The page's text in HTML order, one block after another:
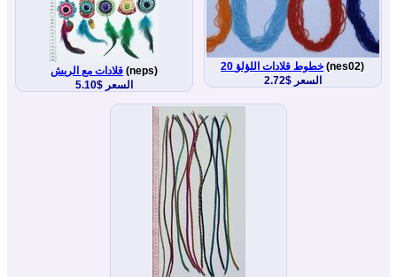
قلادات مع الريش (neps)
السعر $5.10
20 خطوط قلادات اللؤلؤ (nes02)
السعر $2.72